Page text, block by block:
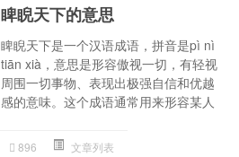
睥睨天下的意思
睥睨天下是一个汉语成语，拼音是pì nì
tiān xià，意思是形容傲视一切，有轻视
周围一切事物、表现出极强自信和优越
感的意味。这个成语通常用来形容某人
896 文章列表